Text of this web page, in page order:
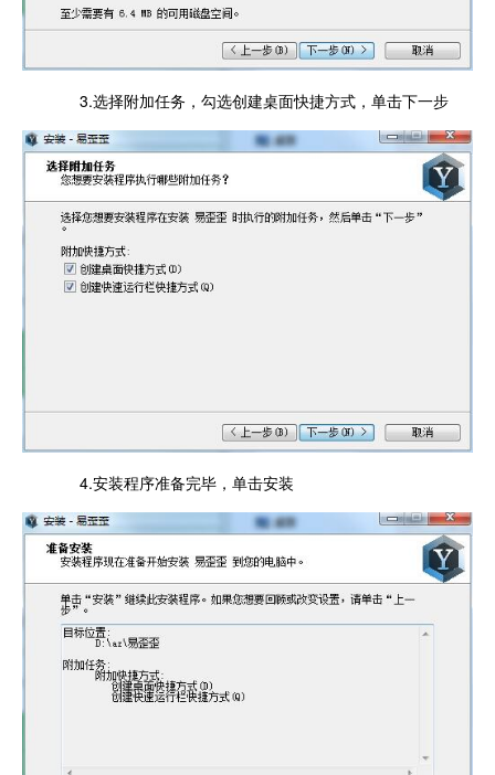
3.选择附加任务，勾选创建桌面快捷方式，单击下一步
4.安装程序准备完毕，单击安装